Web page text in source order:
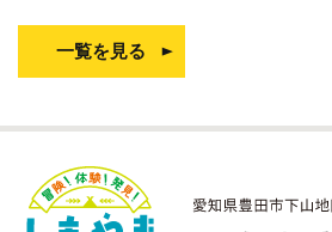
一覧を見る